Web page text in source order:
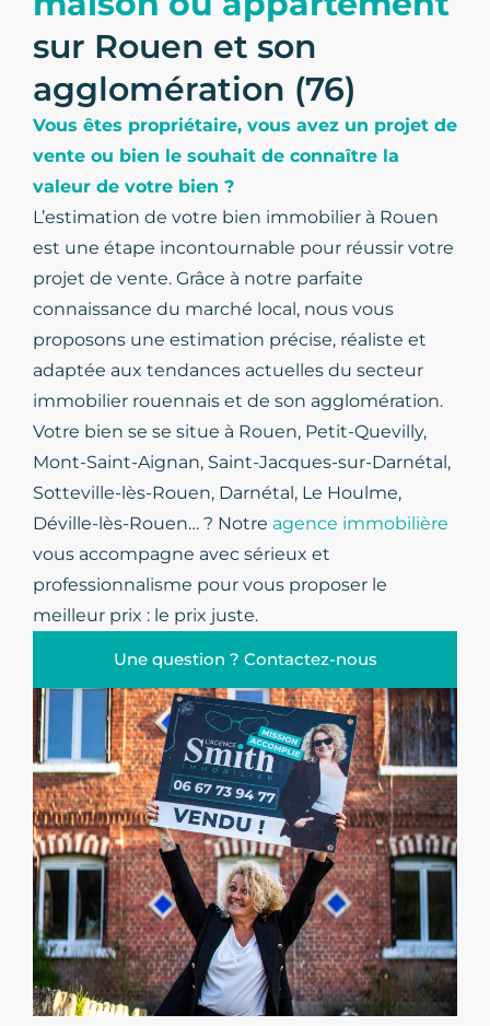
sur Rouen et son
agglomération (76)
Vous êtes propriétaire, vous avez un projet de
vente ou bien le souhait de connaître la
valeur de votre bien ?
L’estimation de votre bien immobilier à Rouen
est une étape incontournable pour réussir votre
projet de vente. Grâce à notre parfaite
connaissance du marché local, nous vous
proposons une estimation précise, réaliste et
adaptée aux tendances actuelles du secteur
immobilier rouennais et de son agglomération.
Votre bien se se situe à Rouen, Petit-Quevilly,
Mont-Saint-Aignan, Saint-Jacques-sur-Darnétal,
Sotteville-lès-Rouen, Darnétal, Le Houlme,
Déville-lès-Rouen… ? Notre agence immobilière
vous accompagne avec sérieux et
professionnalisme pour vous proposer le
meilleur prix : le prix juste.
Une question ? Contactez-nous